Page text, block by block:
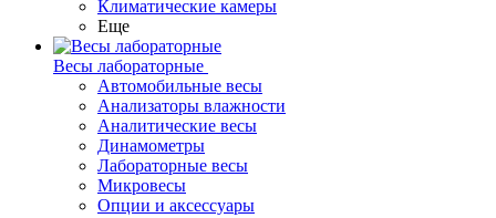
Климатические камеры
Еще
Весы лабораторные
Автомобильные весы
Анализаторы влажности
Аналитические весы
Динамометры
Лабораторные весы
Микровесы
Опции и аксессуары